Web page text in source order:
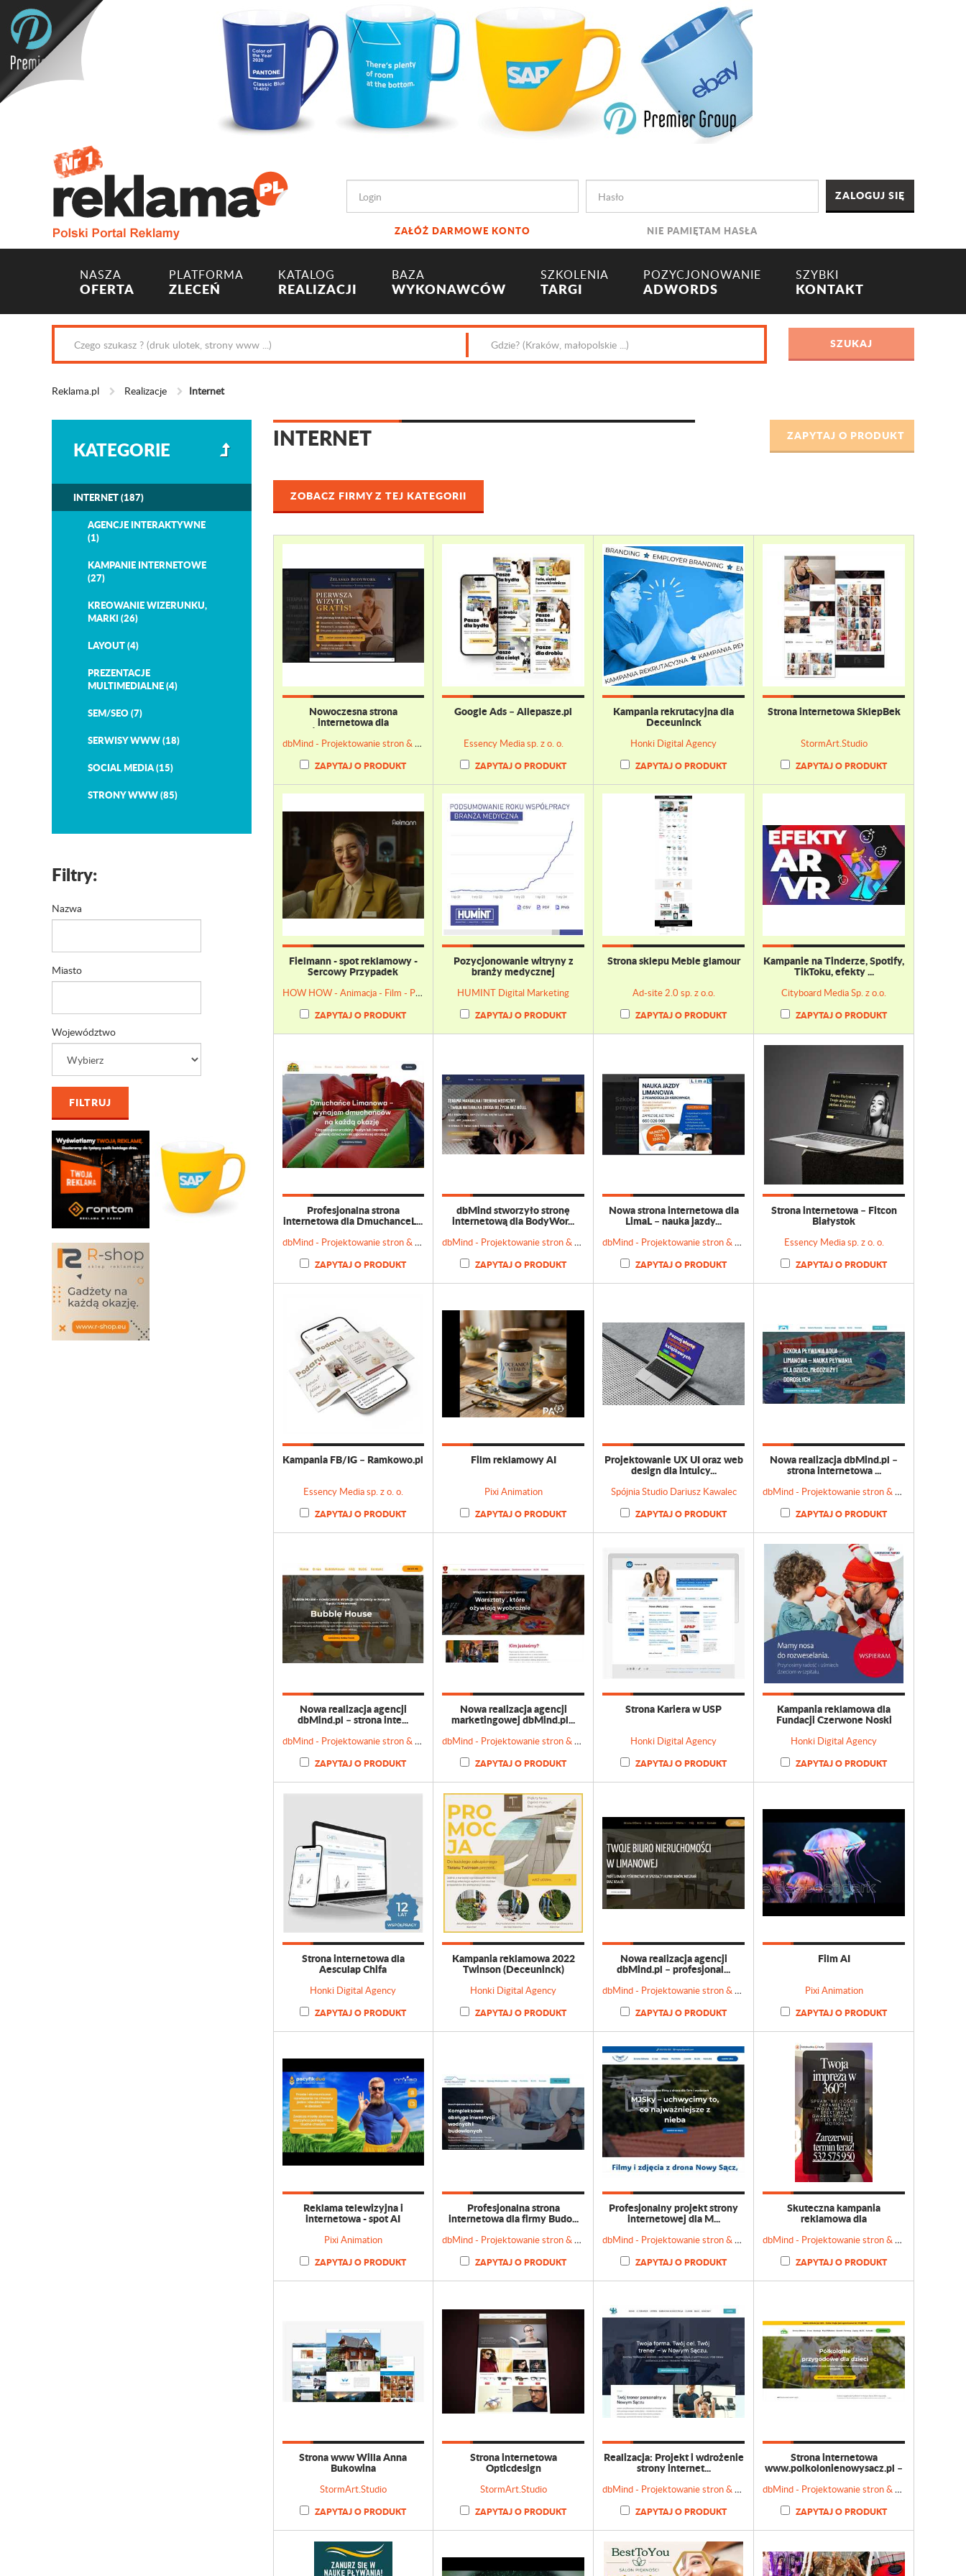
ZAŁÓŻ DARMOWE KONTO NIE PAMIĘTAM HASŁA
NASZA
OFERTA
PLATFORMA
ZLECEŃ
KATALOG
REALIZACJI
BAZA
WYKONAWCÓW
SZKOLENIA
TARGI
POZYCJONOWANIE
ADWORDS
SZYBKI
KONTAKT
Reklama.pl Realizacje Internet
KATEGORIE
INTERNET (187)
AGENCJE INTERAKTYWNE
(1)
KAMPANIE INTERNETOWE
(27)
KREOWANIE WIZERUNKU,
MARKI (26)
LAYOUT (4)
PREZENTACJE
MULTIMEDIALNE (4)
SEM/SEO (7)
SERWISY WWW (18)
SOCIAL MEDIA (15)
STRONY WWW (85)
Filtry:
Nazwa
Miasto
Województwo
INTERNET
ZOBACZ FIRMY Z TEJ KATEGORII
Nowoczesna strona
internetowa dla
ŻelaskoBodyWork
dbMind - Projektowanie stron & Doradztwo marketingowe
ZAPYTAJ O PRODUKT
Google Ads – Allepasze.pl
Essency Media sp. z o. o.
ZAPYTAJ O PRODUKT
Kampania rekrutacyjna dla
Deceuninck
Honki Digital Agency
ZAPYTAJ O PRODUKT
Strona internetowa SklepBek
StormArt.Studio
ZAPYTAJ O PRODUKT
Fielmann - spot reklamowy -
Sercowy Przypadek
HOW HOW - Animacja - Film - Postprodukcja
ZAPYTAJ O PRODUKT
Pozycjonowanie witryny z
branży medycznej
HUMINT Digital Marketing
ZAPYTAJ O PRODUKT
Strona sklepu Meble glamour
Ad-site 2.0 sp. z o.o.
ZAPYTAJ O PRODUKT
Kampanie na Tinderze, Spotify,
TikToku, efekty ...
Cityboard Media Sp. z o.o.
ZAPYTAJ O PRODUKT
Profesjonalna strona
internetowa dla DmuchanceL...
dbMind - Projektowanie stron & Doradztwo marketingowe
ZAPYTAJ O PRODUKT
dbMind stworzyło stronę
internetową dla BodyWor...
dbMind - Projektowanie stron & Doradztwo marketingowe
ZAPYTAJ O PRODUKT
Nowa strona internetowa dla
LimaL – nauka jazdy...
dbMind - Projektowanie stron & Doradztwo marketingowe
ZAPYTAJ O PRODUKT
Strona internetowa – Fitcon
Białystok
Essency Media sp. z o. o.
ZAPYTAJ O PRODUKT
Kampania FB/IG – Ramkowo.pl
Essency Media sp. z o. o.
ZAPYTAJ O PRODUKT
Film reklamowy AI
Pixi Animation
ZAPYTAJ O PRODUKT
Projektowanie UX UI oraz web
design dla intuicy...
Spójnia Studio Dariusz Kawalec
ZAPYTAJ O PRODUKT
Nowa realizacja dbMind.pl –
strona internetowa ...
dbMind - Projektowanie stron & Doradztwo marketingowe
ZAPYTAJ O PRODUKT
Nowa realizacja agencji
dbMind.pl – strona inte...
dbMind - Projektowanie stron & Doradztwo marketingowe
ZAPYTAJ O PRODUKT
Nowa realizacja agencji
marketingowej dbMind.pl...
dbMind - Projektowanie stron & Doradztwo marketingowe
ZAPYTAJ O PRODUKT
Strona Kariera w USP
Honki Digital Agency
ZAPYTAJ O PRODUKT
Kampania reklamowa dla
Fundacji Czerwone Noski
Honki Digital Agency
ZAPYTAJ O PRODUKT
Strona internetowa dla
Aesculap Chifa
Honki Digital Agency
ZAPYTAJ O PRODUKT
Kampania reklamowa 2022
Twinson (Deceuninck)
Honki Digital Agency
ZAPYTAJ O PRODUKT
Nowa realizacja agencji
dbMind.pl – profesjonal...
dbMind - Projektowanie stron & Doradztwo marketingowe
ZAPYTAJ O PRODUKT
Film AI
Pixi Animation
ZAPYTAJ O PRODUKT
Reklama telewizyjna i
internetowa - spot AI
Pixi Animation
ZAPYTAJ O PRODUKT
Profesjonalna strona
internetowa dla firmy Budo...
dbMind - Projektowanie stron & Doradztwo marketingowe
ZAPYTAJ O PRODUKT
Profesjonalny projekt strony
internetowej dla M...
dbMind - Projektowanie stron & Doradztwo marketingowe
ZAPYTAJ O PRODUKT
Skuteczna kampania
reklamowa dla
dbMind - Projektowanie stron & Doradztwo marketingowe
ZAPYTAJ O PRODUKT
Strona www Willa Anna
Bukowina
StormArt.Studio
ZAPYTAJ O PRODUKT
Strona internetowa
Opticdesign
StormArt.Studio
ZAPYTAJ O PRODUKT
Realizacja: Projekt i wdrożenie
strony internet...
dbMind - Projektowanie stron & Doradztwo marketingowe
ZAPYTAJ O PRODUKT
Strona internetowa
www.polkolonienowysacz.pl –
dbMind - Projektowanie stron & Doradztwo marketingowe
ZAPYTAJ O PRODUKT